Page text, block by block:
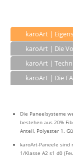
karoArt |
karoArt | Die
karoArt |
karoArt | Die
Die Paneelsysteme
bestehen aus 20%
Anteil, Polyester 1.
karoArt-Paneele sind
1/Klasse A2 s1 d0